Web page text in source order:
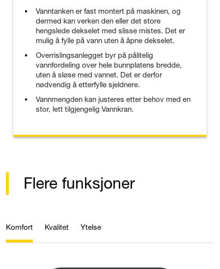
Vanntanken er fast montert på maskinen, og
dermed kan verken den eller det store
hengslede dekselet med slisse mistes. Det er
mulig å fylle på vann uten å åpne dekselet.
Overrislingsanlegget byr på pålitelig
vannfordeling over hele bunnplatens bredde,
uten å sløse med vannet. Det er derfor
nødvendig å etterfylle sjeldnere.
Vannmengden kan justeres etter behov med en
stor, lett tilgjengelig Vannkran.
Flere funksjoner
Komfort Kvalitet Ytelse